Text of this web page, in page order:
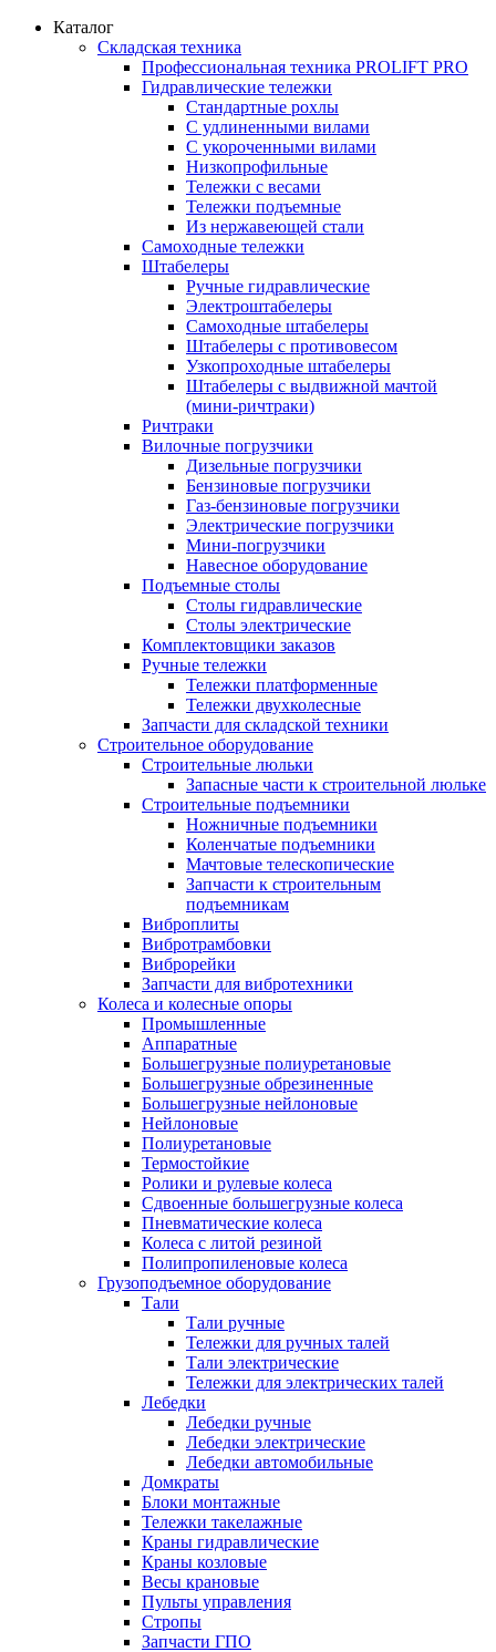
Каталог
Складская техника
Профессиональная техника PROLIFT PRO
Гидравлические тележки
Стандартные рохлы
С удлиненными вилами
С укороченными вилами
Низкопрофильные
Тележки с весами
Тележки подъемные
Из нержавеющей стали
Самоходные тележки
Штабелеры
Ручные гидравлические
Электроштабелеры
Самоходные штабелеры
Штабелеры с противовесом
Узкопроходные штабелеры
Штабелеры с выдвижной мачтой
(мини-ричтраки)
Ричтраки
Вилочные погрузчики
Дизельные погрузчики
Бензиновые погрузчики
Газ-бензиновые погрузчики
Электрические погрузчики
Мини-погрузчики
Навесное оборудование
Подъемные столы
Столы гидравлические
Столы электрические
Комплектовщики заказов
Ручные тележки
Тележки платформенные
Тележки двухколесные
Запчасти для складской техники
Строительное оборудование
Строительные люльки
Запасные части к строительной люльке
Строительные подъемники
Ножничные подъемники
Коленчатые подъемники
Мачтовые телескопические
Запчасти к строительным
подъемникам
Виброплиты
Вибротрамбовки
Виброрейки
Запчасти для вибротехники
Колеса и колесные опоры
Промышленные
Аппаратные
Большегрузные полиуретановые
Большегрузные обрезиненные
Большегрузные нейлоновые
Нейлоновые
Полиуретановые
Термостойкие
Ролики и рулевые колеса
Сдвоенные большегрузные колеса
Пневматические колеса
Колеса с литой резиной
Полипропиленовые колеса
Грузоподъемное оборудование
Тали
Тали ручные
Тележки для ручных талей
Тали электрические
Тележки для электрических талей
Лебедки
Лебедки ручные
Лебедки электрические
Лебедки автомобильные
Домкраты
Блоки монтажные
Тележки такелажные
Краны гидравлические
Краны козловые
Весы крановые
Пульты управления
Стропы
Запчасти ГПО